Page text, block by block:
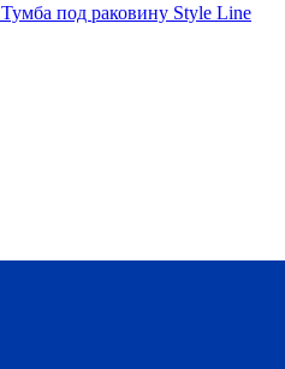
Тумба под раковину Style Line